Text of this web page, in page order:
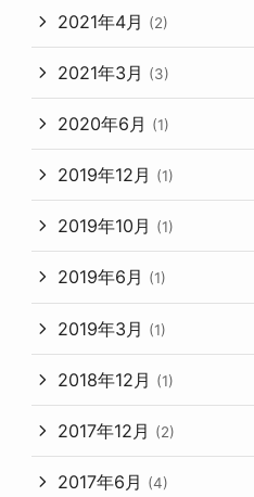
2021年4月 (2)
2021年3月 (3)
2020年6月 (1)
2019年12月 (1)
2019年10月 (1)
2019年6月 (1)
2019年3月 (1)
2018年12月 (1)
2017年12月 (2)
2017年6月 (4)